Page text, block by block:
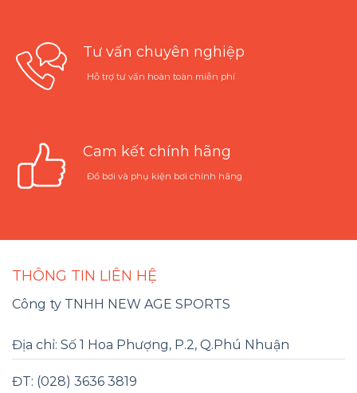
Tư vấn chuyên nghiệp
Hỗ trợ tư vấn hoàn toàn miễn phí
Cam kết chính hãng
Đồ bơi và phụ kiện bơi chính hãng
THÔNG TIN LIÊN HỆ
Công ty TNHH NEW AGE SPORTS
Địa chỉ: Số 1 Hoa Phượng, P.2, Q.Phú Nhuận
ĐT: (028) 3636 3819